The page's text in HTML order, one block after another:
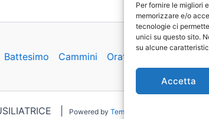
Per fornire le migliori
memorizzare e/o
tecnologie ci
unici su questo sito.
su alcune
Accetta
Battesimo Cammini Oratorio
| Powered by Tema WordPress Astra